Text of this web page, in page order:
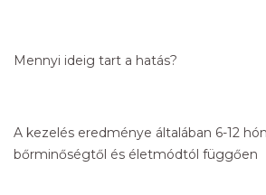
Mennyi ideig tart a hatás?
A kezelés eredménye általában 6-12
bőrminőségtől és életmódtól függően